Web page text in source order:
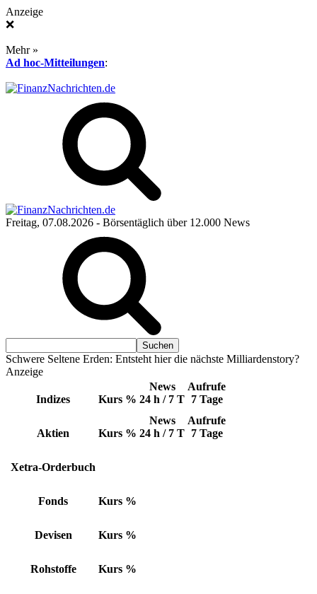
Anzeige
❌
Mehr »
Ad hoc-Mitteilungen:
Freitag, 07.08.2026 - Börsentäglich über 12.000 News
Schwere Seltene Erden: Entsteht hier die nächste Milliardenstory?
Anzeige
Indizes Kurs %
News
24 h / 7 T
Aufrufe
7 Tage
Aktien Kurs %
News
24 h / 7 T
Aufrufe
7 Tage
Xetra-Orderbuch
Fonds Kurs %
Devisen Kurs %
Rohstoffe Kurs %